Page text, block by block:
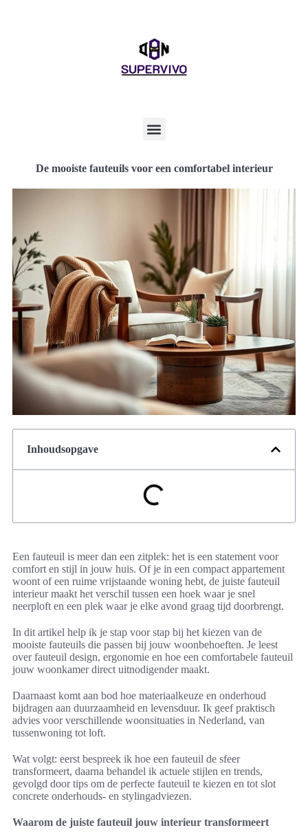
De mooiste fauteuils voor een comfortabel interieur
Inhoudsopgave
Een fauteuil is meer dan een zitplek: het is een statement voor
comfort en stijl in jouw huis. Of je in een compact appartement
woont of een ruime vrijstaande woning hebt, de juiste fauteuil
interieur maakt het verschil tussen een hoek waar je snel
neerploft en een plek waar je elke avond graag tijd doorbrengt.
In dit artikel help ik je stap voor stap bij het kiezen van de
mooiste fauteuils die passen bij jouw woonbehoeften. Je leest
over fauteuil design, ergonomie en hoe een comfortabele fauteuil
jouw woonkamer direct uitnodigender maakt.
Daarnaast komt aan bod hoe materiaalkeuze en onderhoud
bijdragen aan duurzaamheid en levensduur. Ik geef praktisch
advies voor verschillende woonsituaties in Nederland, van
tussenwoning tot loft.
Wat volgt: eerst bespreek ik hoe een fauteuil de sfeer
transformeert, daarna behandel ik actuele stijlen en trends,
gevolgd door tips om de perfecte fauteuil te kiezen en tot slot
concrete onderhouds- en stylingadviezen.
Waarom de juiste fauteuil jouw interieur transformeert